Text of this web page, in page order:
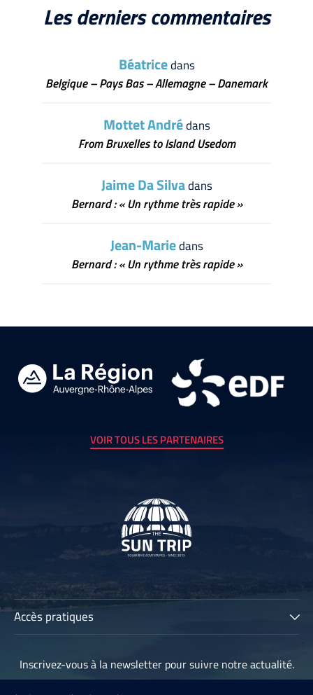
Les derniers commentaires
Béatricedans
Belgique – Pays Bas – Allemagne – Danemark
Mottet Andrédans
From Bruxelles to Island Usedom
Jaime Da Silvadans
Bernard : « Un rythme très rapide »
Jean-Mariedans
Bernard : « Un rythme très rapide »
VOIR TOUS LES PARTENAIRES
Accès pratiques
Les participants
Inscrivez-vous à la newsletter pour suivre notre actualité.